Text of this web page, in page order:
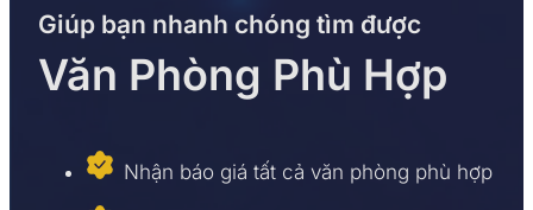
Giúp bạn nhanh chóng tìm được
Văn Phòng Phù Hợp
Nhận báo giá tất cả văn phòng phù hợp